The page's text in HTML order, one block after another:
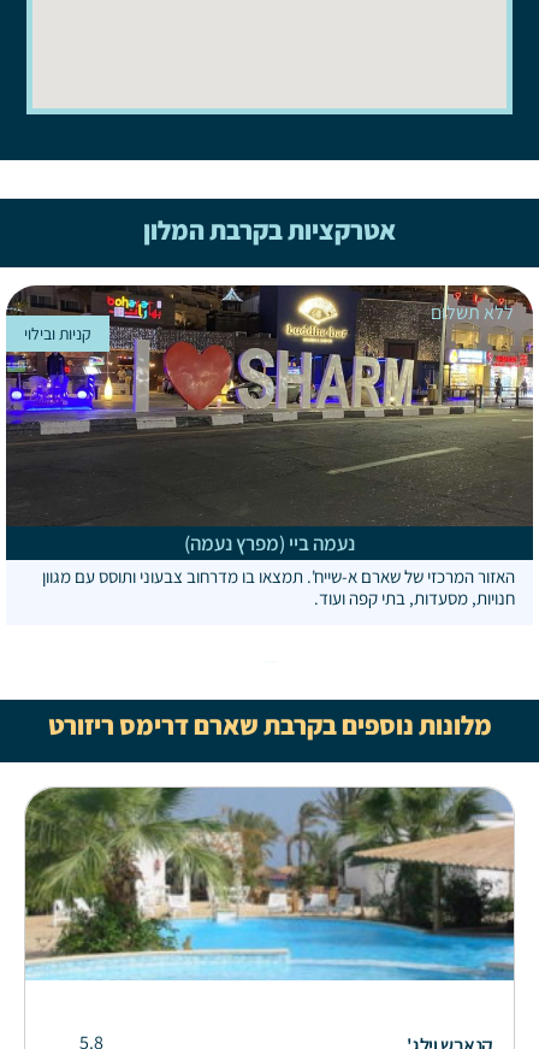
אטרקציות בקרבת המלון
ללא תשלום
נעמה ביי (מפרץ נעמה)
האזור המרכזי של שארם א-שייח'. תמצאו בו מדרחוב צבעוני ותוסס עם מגוון
חנויות, מסעדות, בתי קפה ועוד.
קניות ובילוי
מלונות נוספים בקרבת שארם דרימס ריזורט
5.8